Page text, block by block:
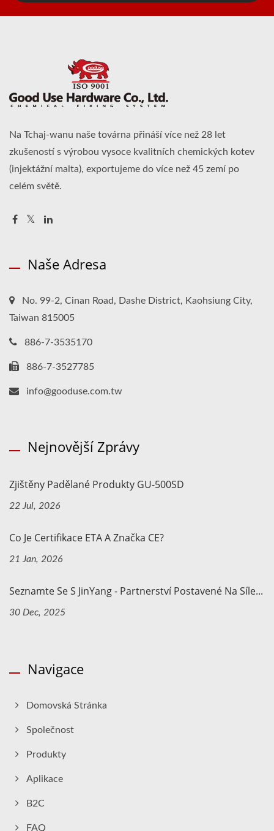
Na Tchaj-wanu naše továrna přináší více než 28 let
zkušeností s výrobou vysoce kvalitních chemických kotev
(injektážní malta), exportujeme do více než 45 zemí po
celém světě.
Naše Adresa
No. 99-2, Cinan Road, Dashe District, Kaohsiung City,
Taiwan 815005
886-7-3535170
886-7-3527785
info@gooduse.com.tw
Nejnovější Zprávy
Zjištěny Padělané Produkty GU-500SD
22 Jul, 2026
Co Je Certifikace ETA A Značka CE?
21 Jan, 2026
Seznamte Se S JinYang - Partnerství Postavené Na Síle...
30 Dec, 2025
Navigace
Domovská Stránka
Společnost
Produkty
Aplikace
B2C
FAQ